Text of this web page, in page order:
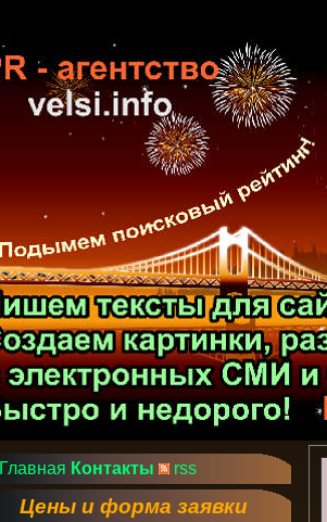
Главная Контакты rss
Цены и форма заявки